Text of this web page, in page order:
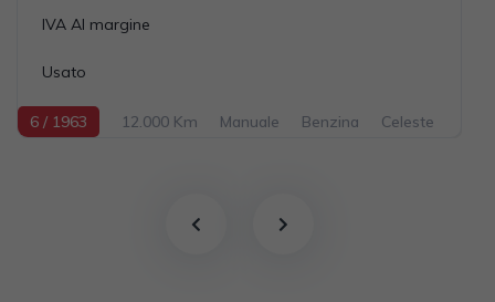
IVA Al margine
Usato
6 / 1963 12.000 Km Manuale Benzina
Celeste